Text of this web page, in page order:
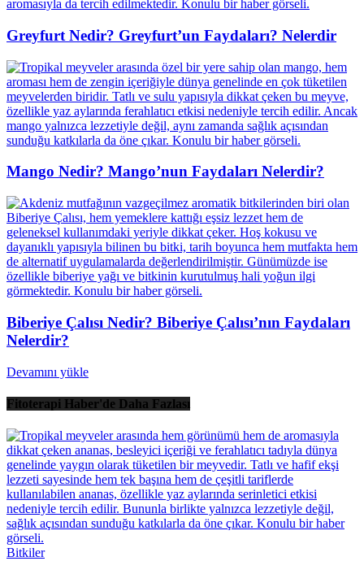
Greyfurt Nedir? Greyfurt’un Faydaları? Nelerdir
Mango Nedir? Mango’nun Faydaları Nelerdir?
Biberiye Çalısı Nedir? Biberiye Çalısı’nın Faydaları
Nelerdir?
Devamını yükle
Fitoterapi Haber'de Daha Fazlası
Bitkiler